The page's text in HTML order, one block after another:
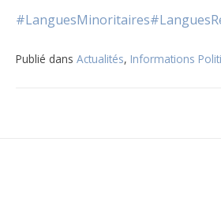
#LanguesMinoritaires
Publié dans Actualités, Informations